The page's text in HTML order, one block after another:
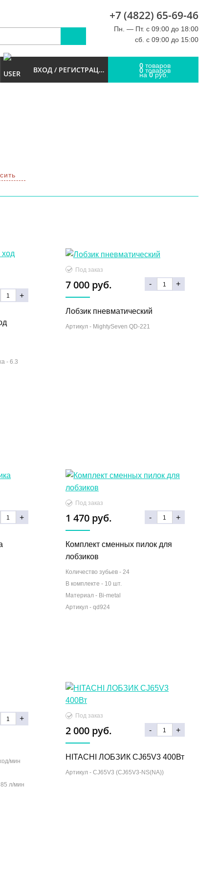
+7 (4822) 65-69-46
Пн. — Пт. с 09:00 до 18:00
сб. с 09:00 до 15:00
ВХОД / РЕГИСТРАЦИЯ 0 товаров
0 товаров
на0руб.
+
- 6.3
Под заказ
7 000 руб. - +
Лобзик пневматический
Артикул - MightySeven QD-221
+
Под заказ
1 470 руб. - +
Комплект сменных пилок для
лобзиков
Количество зубьев - 24
В комплекте - 10 шт.
Материал - Bi-metal
Артикул - qd924
+
мин
85 л/мин
Под заказ
2 000 руб. - +
HITACHI ЛОБЗИК CJ65V3 400Вт
Артикул - CJ65V3 (CJ65V3-NS(NA))